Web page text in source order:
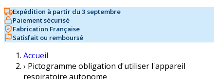
Expédition à partir du 3 septembre
Paiement sécurisé
Fabrication Française
Satisfait ou remboursé
Accueil
› Pictogramme obligation d'utiliser l'appareil
respiratoire autonome